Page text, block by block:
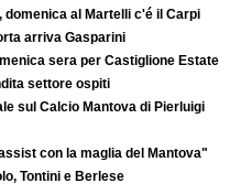
domenica al Martelli c'é il Carpi
arriva Gasparini
sera per Castiglione Estate
settore ospiti
sul Calcio Mantova di Pierluigi
con la maglia del Mantova"
Tontini e Berlese